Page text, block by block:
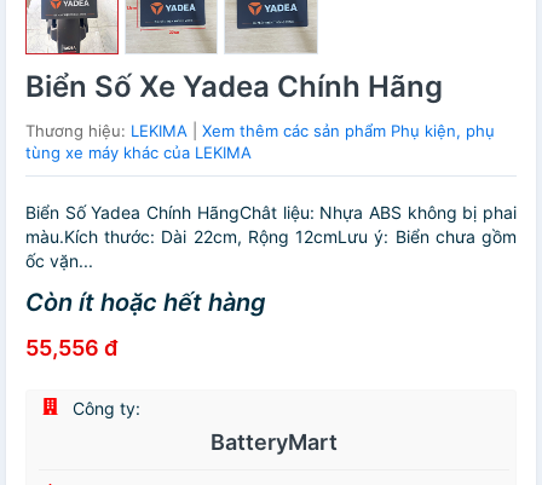
Biển Số Xe Yadea Chính Hãng
Thương hiệu: LEKIMA
Xem thêm các sản phẩm Phụ kiện, phụ
tùng xe máy khác của LEKIMA
Biển Số Yadea Chính HãngChât liệu: Nhựa ABS không bị phai
màu.Kích thước: Dài 22cm, Rộng 12cmLưu ý: Biển chưa gồm
ốc vặn...
Còn ít hoặc hết hàng
55,556 đ
Công ty:
BatteryMart